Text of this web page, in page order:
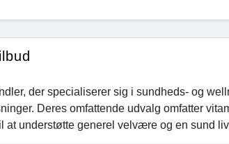
der specialiserer sig i sundheds- og
Deres omfattende udvalg omfatter
at understøtte generel velvære og en sund